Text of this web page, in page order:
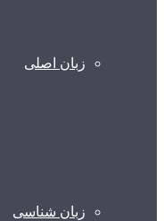
زبان اصلی
زبان شناسی